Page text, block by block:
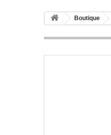
Boutique